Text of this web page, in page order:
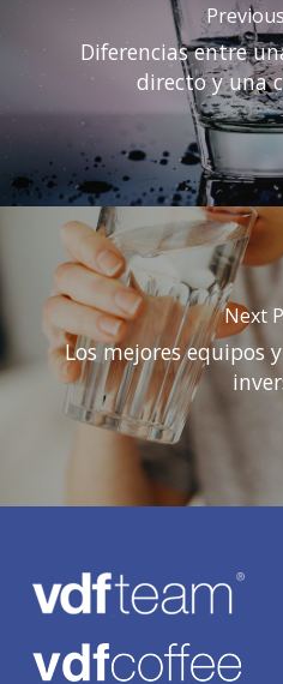
Diferencias entre
directo y una
Next
Los mejores equipos